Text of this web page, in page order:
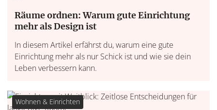
Räume ordnen: Warum gute Einrichtung
mehr als Design ist
In diesem Artikel erfährst du, warum eine gute
Einrichtung mehr als nur Schick ist und wie sie dein
Leben verbessern kann.
Wohnen & Einrichten